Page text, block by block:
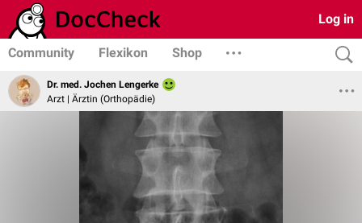
Log in
Community Flexikon Shop
Dr. med. Jochen Lengerke
Arzt | Ärztin (Orthopädie)